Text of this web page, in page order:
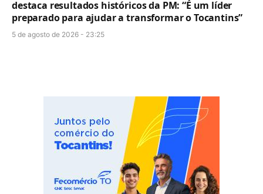
destaca resultados históricos da PM: “É um líder
preparado para ajudar a transformar o Tocantins”
5 de agosto de 2026 - 23:25